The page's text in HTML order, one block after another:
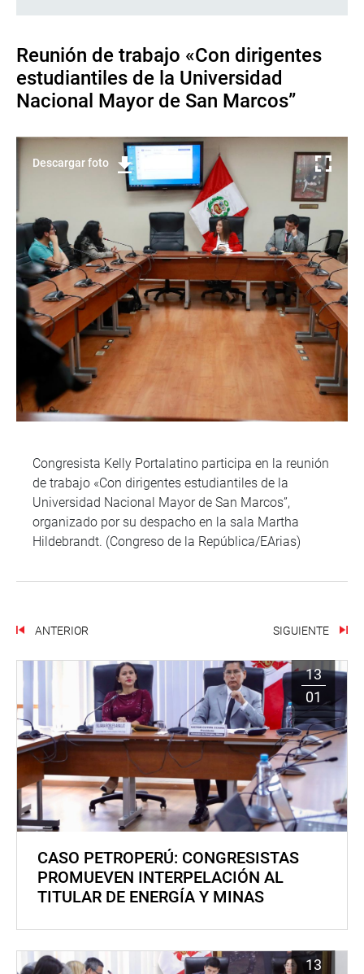
Reunión de trabajo «Con dirigentes
estudiantiles de la Universidad
Nacional Mayor de San Marcos”
Descargar foto
Congresista Kelly Portalatino participa en la reunión
de trabajo «Con dirigentes estudiantiles de la
Universidad Nacional Mayor de San Marcos”,
organizado por su despacho en la sala Martha
Hildebrandt. (Congreso de la República/EArias)
ANTERIOR SIGUIENTE
13
01
CASO PETROPERÚ: CONGRESISTAS
PROMUEVEN INTERPELACIÓN AL
TITULAR DE ENERGÍA Y MINAS
13